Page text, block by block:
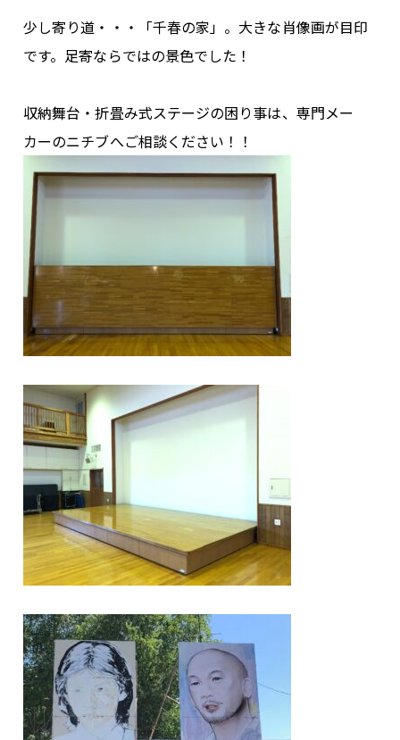
少し寄り道・・・「千春の家」。大きな肖像画が目印
です。足寄ならではの景色でした！
収納舞台・折畳み式ステージの困り事は、専門メー
カーのニチブへご相談ください！！